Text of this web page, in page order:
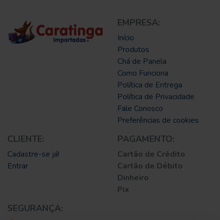
EMPRESA:
Início
Produtos
Chá de Panela
Como Funciona
Política de Entrega
Política de Privacidade
Fale Conosco
Preferências de cookies
CLIENTE:
Cadastre-se já!
Entrar
PAGAMENTO:
Cartão de Crédito
Cartão de Débito
Dinheiro
Pix
SEGURANÇA: